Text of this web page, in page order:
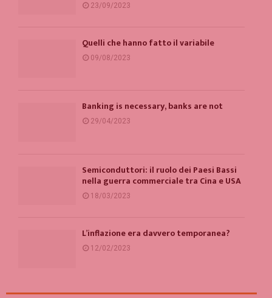
23/09/2023
Quelli che hanno fatto il variabile
09/08/2023
Banking is necessary, banks are not
29/04/2023
Semiconduttori: il ruolo dei Paesi Bassi
nella guerra commerciale tra Cina e USA
18/03/2023
L’inflazione era davvero temporanea?
12/02/2023